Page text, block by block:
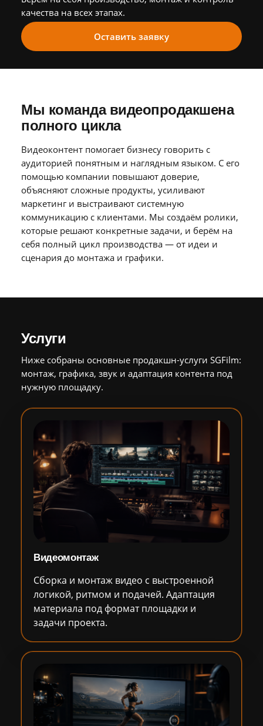
Библиотека
Тел.:+7 (926) 102-29-57
Email:sg.film@yandex.ru
Оставить
заявку
качества на всех этапах.
Оставить заявку
Мы команда видеопродакшена
полного цикла
Видеоконтент помогает бизнесу говорить с
аудиторией понятным и наглядным языком. С его
помощью компании повышают доверие,
объясняют сложные продукты, усиливают
маркетинг и выстраивают системную
коммуникацию с клиентами. Мы создаём ролики,
которые решают конкретные задачи, и берём на
себя полный цикл производства — от идеи и
сценария до монтажа и графики.
Услуги
Ниже собраны основные продакшн-услуги SGFilm:
монтаж, графика, звук и адаптация контента под
нужную площадку.
Видеомонтаж
Сборка и монтаж видео с выстроенной
логикой, ритмом и подачей. Адаптация
материала под формат площадки и
задачи проекта.